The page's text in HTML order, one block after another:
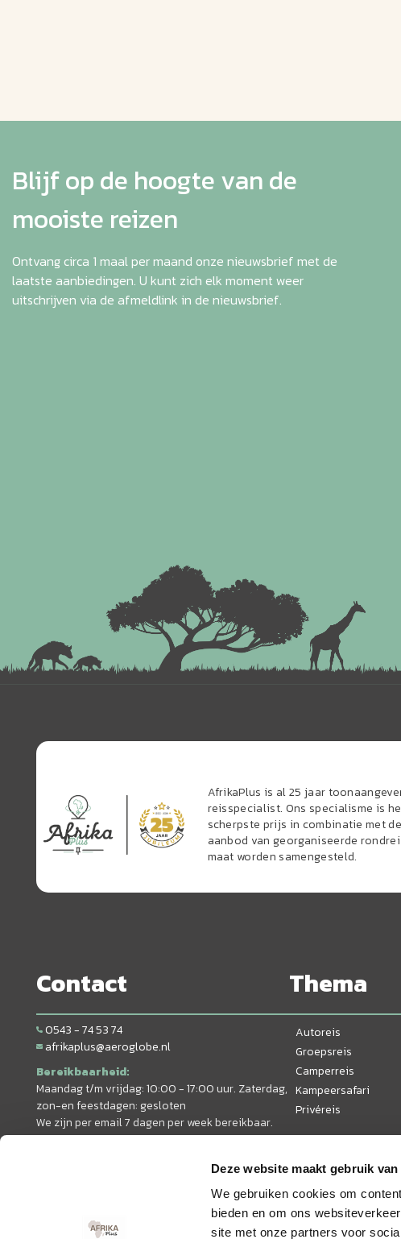
Deze website maakt gebruik
We gebruiken cookies om
bieden en om ons
site met onze partners voor
Blijf op de hoogte van de
mooiste reizen
Ontvang circa 1 maal per maand onze nieuwsbrief met de
laatste aanbiedingen. U kunt zich elk moment weer
uitschrijven via de afmeldlink in de nieuwsbrief.
AfrikaPlus is al 25 jaar
reisspecialist. Ons specialisme is
scherpste prijs in combinatie met
aanbod van georganiseerde
maat worden samengesteld.
Contact
0543 - 74 53 74
afrikaplus@aeroglobe.nl
Bereikbaarheid:
Maandag t/m vrijdag: 10:00 - 17:00 uur. Zaterdag,
zon-en feestdagen: gesloten
We zijn per email 7 dagen per week bereikbaar.
Thema
Autoreis
Groepsreis
Camperreis
Kampeersafari
Privéreis